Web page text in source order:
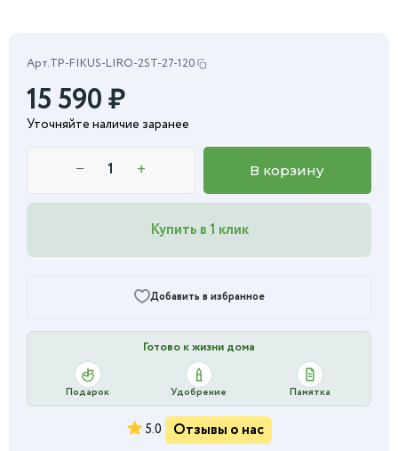
Арт.TP-FIKUS-LIRO-2ST-27-120
15 590₽
Уточняйте наличие заранее
− + В корзину
Купить в 1 клик
Добавить в избранное
Готово к жизни дома
Подарок Удобрение Памятка
5.0 Отзывы о нас